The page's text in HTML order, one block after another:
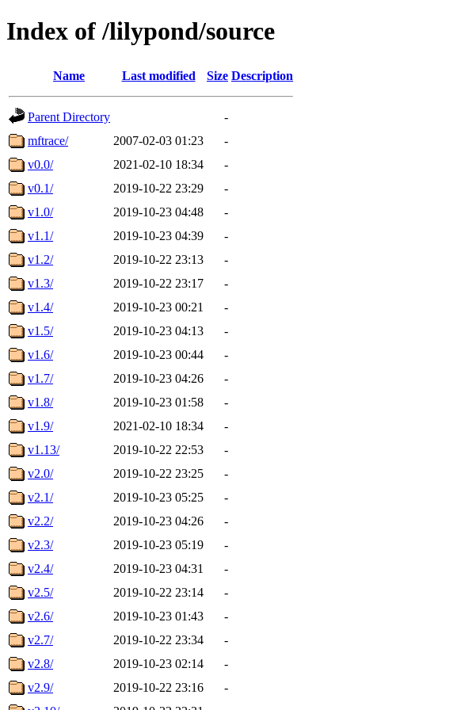
Index of /lilypond/source
Name Last modified Size Description
Parent Directory
-
mftrace/
2007-02-03 01:23
-
v0.0/
2021-02-10 18:34
-
v0.1/
2019-10-22 23:29
-
v1.0/
2019-10-23 04:48
-
v1.1/
2019-10-23 04:39
-
v1.2/
2019-10-22 23:13
-
v1.3/
2019-10-22 23:17
-
v1.4/
2019-10-23 00:21
-
v1.5/
2019-10-23 04:13
-
v1.6/
2019-10-23 00:44
-
v1.7/
2019-10-23 04:26
-
v1.8/
2019-10-23 01:58
-
v1.9/
2021-02-10 18:34
-
v1.13/
2019-10-22 22:53
-
v2.0/
2019-10-22 23:25
-
v2.1/
2019-10-23 05:25
-
v2.2/
2019-10-23 04:26
-
v2.3/
2019-10-23 05:19
-
v2.4/
2019-10-23 04:31
-
v2.5/
2019-10-22 23:14
-
v2.6/
2019-10-23 01:43
-
v2.7/
2019-10-22 23:34
-
v2.8/
2019-10-23 02:14
-
v2.9/
2019-10-22 23:16
-